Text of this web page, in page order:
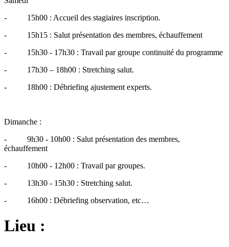
- 15h00 : Accueil des stagiaires inscription.
- 15h15 : Salut présentation des membres, échauffement
- 15h30 - 17h30 : Travail par groupe continuité du programme
- 17h30 – 18h00 : Stretching salut.
- 18h00 : Débriefing ajustement experts.
Dimanche :
- 9h30 - 10h00 : Salut présentation des membres,
échauffement
- 10h00 - 12h00 : Travail par groupes.
- 13h30 - 15h30 : Stretching salut.
- 16h00 : Débriefing observation, etc…
Lieu :